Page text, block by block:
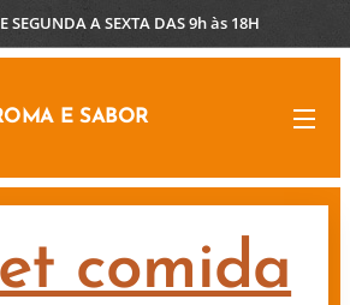
SEGUNDA A SEXTA DAS 9h às 18H
E SABOR
comida